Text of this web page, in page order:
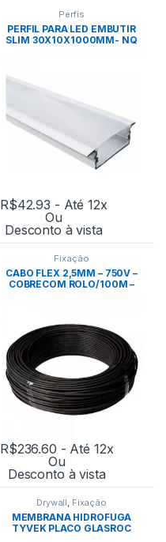
Perfis
PERFIL PARA LED EMBUTIR
SLIM 30X10X1000MM- NQ
R$42.93 - Até 12x
Ou
Desconto à vista
Fixação
CABO FLEX 2,5MM – 750V –
COBRECOM ROLO/100M –
R$236.60 - Até 12x
Ou
Desconto à vista
Drywall, Fixação
MEMBRANA HIDROFUGA
TYVEK PLACO GLASROC